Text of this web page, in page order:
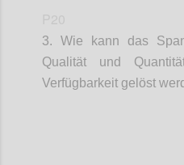
3. Wie kann das
Qualität und
Verfügbarkeit gelöst